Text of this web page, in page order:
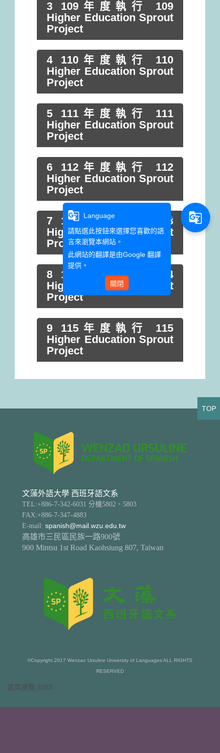
3 109年度執行 109
Higher Education Sprout
Project
4 110年度執行 110
Higher Education Sprout
Project
5 111年度執行 111
Higher Education Sprout
Project
6 112年度執行 112
Higher Education Sprout
Project
7 113年度執行 113
Higher Education Sprout
Project
8 114年度執行 114
Higher Education Sprout
Project
9 115年度執行 115
Higher Education Sprout
Project
文藻外語大學 西班牙語文系
TEL:+886-7-342-6031 分機5802、5803
FAX:+886-7-347-4883
E-mail: spanish@mail.wzu.edu.tw
高雄市三民區民族一路900號
900 Mintsu 1st Road Kaohsiung 807, Taiwan
©Copyright 2017 Wenzao Ursuline University of Languages ALL RIGHTS
RESERVED
當頁瀏覽:3383
TOP
g_translate
Language
請點選此按鈕來選擇您喜歡的語
言來瀏覽本網站。
此網站的翻譯是由Google 翻譯
提供。
關閉
g_translate